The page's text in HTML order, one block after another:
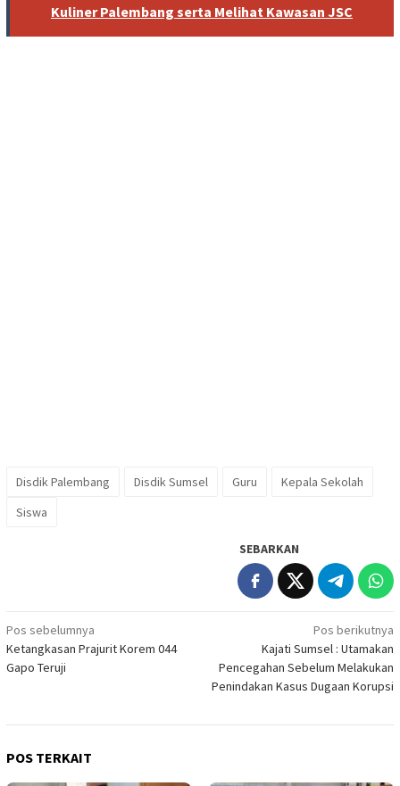
Kuliner Palembang serta Melihat Kawasan JSC
Disdik Palembang Disdik Sumsel Guru
Kepala Sekolah
Siswa
SEBARKAN
Navigasi
pos
Pos sebelumnya
Ketangkasan Prajurit Korem 044
Gapo Teruji
Pos berikutnya
Kajati Sumsel : Utamakan
Pencegahan Sebelum Melakukan
Penindakan Kasus Dugaan Korupsi
POS TERKAIT